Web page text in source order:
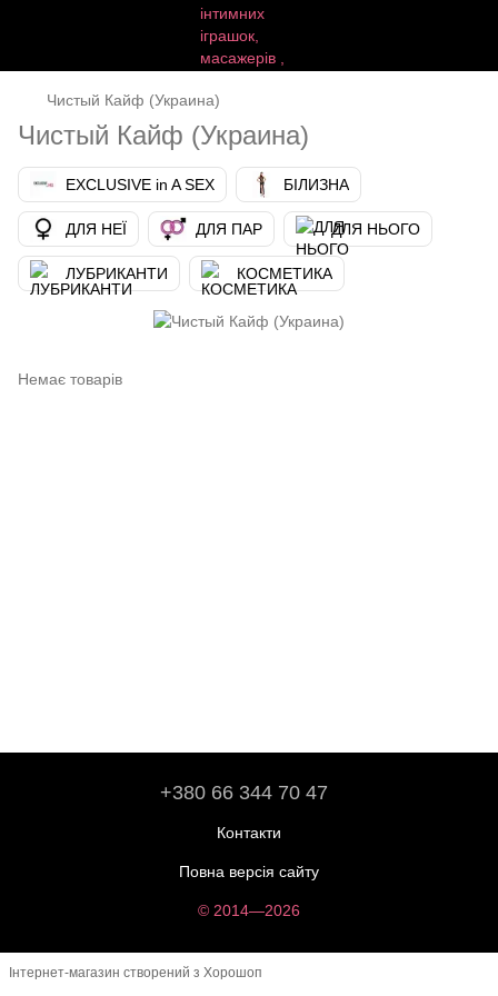
Чистый Кайф (Украина)
Чистый Кайф (Украина)
EXCLUSIVE in A SEX БІЛИЗНА
ДЛЯ НЕЇ ДЛЯ ПАР ДЛЯ НЬОГО
ЛУБРИКАНТИ КОСМЕТИКА
Немає товарів
+380 66 344 70 47
Контакти
Повна версія сайту
© 2014—2026
Інтернет-магазин створений з Хорошоп